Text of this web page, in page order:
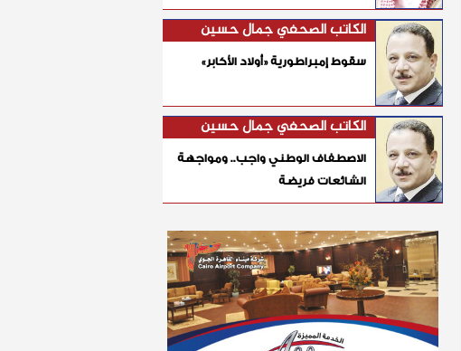
الكاتب الصحفي جمال حسين
سقوط إمبراطورية «أولاد الأكابر»
الكاتب الصحفي جمال حسين
الاصطفاف الوطني واجب.. ومواجهة
الشائعات فريضة